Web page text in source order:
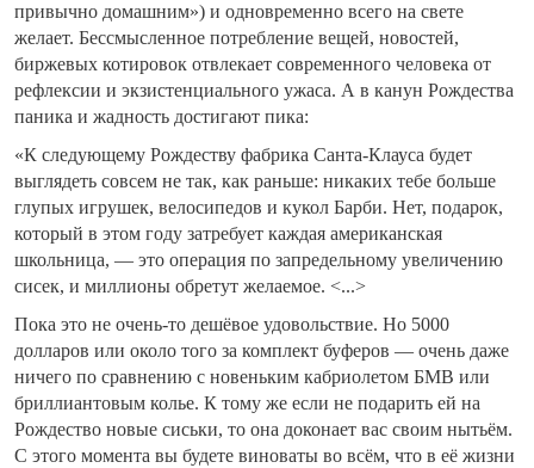
привычно домашним») и одновременно всего на свете
желает. Бессмысленное потребление вещей, новостей,
биржевых котировок отвлекает современного человека от
рефлексии и экзистенциального ужаса. А в канун Рождества
паника и жадность достигают пика:
«К следующему Рождеству фабрика Санта-Клауса будет
выглядеть совсем не так, как раньше: никаких тебе больше
глупых игрушек, велосипедов и кукол Барби. Нет, подарок,
который в этом году затребует каждая американская
школьница, — это операция по запредельному увеличению
сисек, и миллионы обретут желаемое. <...>
Пока это не очень-то дешёвое удовольствие. Но 5000
долларов или около того за комплект буферов — очень даже
ничего по сравнению с новеньким кабриолетом БМВ или
бриллиантовым колье. К тому же если не подарить ей на
Рождество новые сиськи, то она доконает вас своим нытьём.
С этого момента вы будете виноваты во всём, что в её жизни